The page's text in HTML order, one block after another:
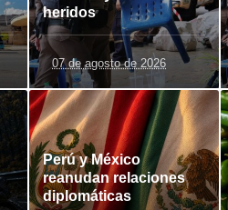
heridos
07 de agosto de 2026
Perú y México
reanudan relaciones
diplomáticas